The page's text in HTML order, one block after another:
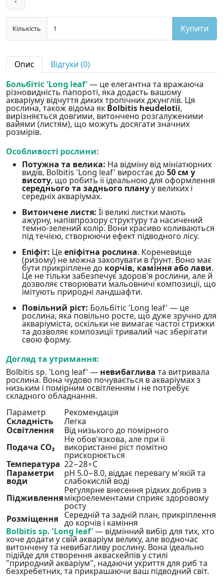
Кількість Купити
Опис
Відгуки (0)
Больбітіс 'Long leaf'— це елегантна та вражаюча
різновидність папороті, яка додасть вашому
акваріуму відчуття диких тропічних джунглів. Ця
рослина, також відома як Bolbitis heudelotii,
вирізняється довгими, витончено розгалуженими
вайями (листям), що можуть досягати значних
розмірів.
Особливості рослини:
Потужна та велика: На відміну від мініатюрних
видів, Bolbitis 'Long leaf' виростає до 50 см у
висоту, що робить її ідеальною для оформлення
середнього та заднього плануу великих і
середніх акваріумах.
Витончене листя: Її великі листки мають
ажурну, напівпрозору структуру та насичений
темно-зелений колір. Вони красиво коливаються
під течією, створюючи ефект підводного лісу.
Епіфіт: Цеепіфітна рослина. Кореневище
(ризому) не можна закопувати в ґрунт. Воно має
бути прикріплене до корчів, каміння або лави.
Це не тільки забезпечує здоров'я рослини, але й
дозволяє створювати мальовничі композиції, що
імітують природні ландшафти.
Повільний ріст: Больбітіс 'Long leaf' — це
рослина, яка повільно росте, що дуже зручно для
акваріуміста, оскільки не вимагає частої стрижки
та дозволяє композиції тривалий час зберігати
свою форму.
Догляд та утримання:
Bolbitis sp. 'Long leaf' — невибаглива та витривала
рослина. Вона чудово почувається в акваріумах з
низьким і помірним освітленням і не потребує
складного обладнання.
Параметр
Рекомендація
Складність
Легка
Освітлення
Від низького до помірного
Подача CO₂
Не обов'язкова, але при її
використанні ріст помітно
прискорюється
Температура 22−28∘C
Параметри
води
pH 5.0−8.0, віддає перевагу м'якій та
слабокислій воді
Підживлення
Регулярне внесення рідких добрив з
мікроелементами сприяє здоровому
росту
Розміщення Середній та задній план, прикріплення
до корчів і каміння
Bolbitis sp. 'Long leaf'— відмінний вибір для тих, хто
хоче додати у свій акваріум велику, але водночас
витончену та невибагливу рослину. Вона ідеально
підійде для створення акваскейпів у стилі
"природний акваріум", надаючи укриття для риб та
безхребетних, та прикрашаючи ваш підводний світ.